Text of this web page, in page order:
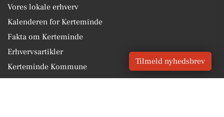
Vores lokale erhverv
Kalenderen for Kerteminde
Fakta om Kerteminde
Erhvervsartikler
Kerteminde Kommune
Tilmeld nyhedsbrev